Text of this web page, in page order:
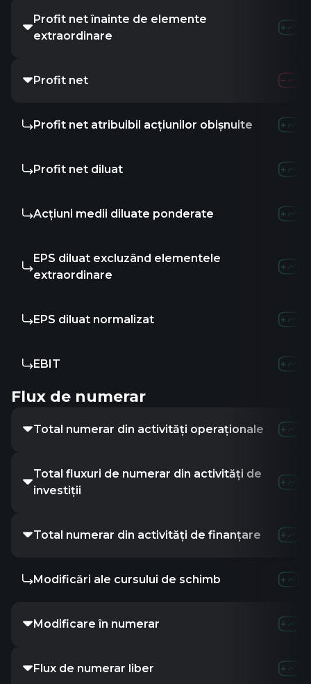
Profit net înainte de elemente
extraordinare
Profit net
Profit net atribuibil acțiunilor obișnuite
Profit net diluat
Acțiuni medii diluate ponderate
EPS diluat excluzând elementele
extraordinare
EPS diluat normalizat
EBIT
Flux de numerar
Total numerar din activități operaționale
Total fluxuri de numerar din activități de
investiții
Total numerar din activități de finanțare
Modificări ale cursului de schimb
Modificare în numerar
Flux de numerar liber